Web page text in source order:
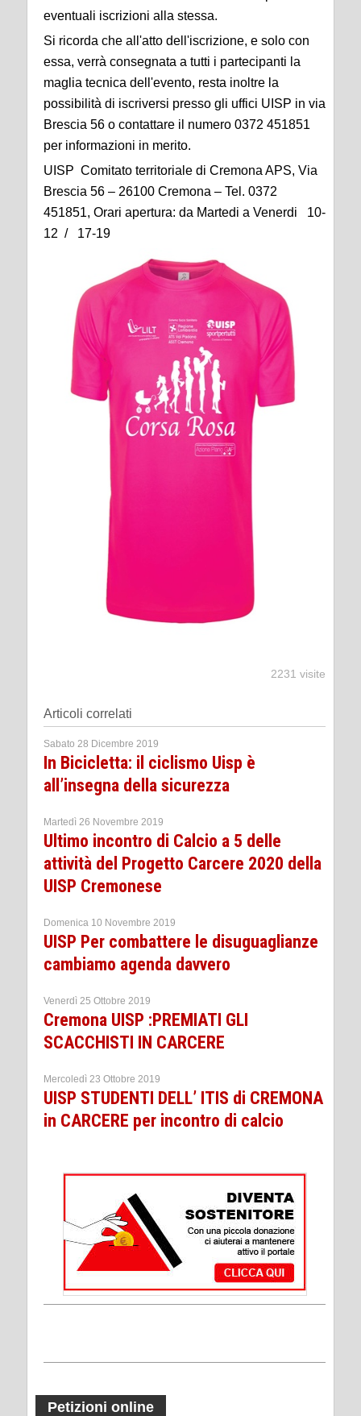
eventuali iscrizioni alla stessa.
Si ricorda che all'atto dell'iscrizione, e solo con
essa, verrà consegnata a tutti i partecipanti la
maglia tecnica dell'evento, resta inoltre la
possibilità di iscriversi presso gli uffici UISP in via
Brescia 56 o contattare il numero 0372 451851
per informazioni in merito.
UISP Comitato territoriale di Cremona APS, Via
Brescia 56 – 26100 Cremona – Tel. 0372
451851, Orari apertura: da Martedi a Venerdi 10-
12 / 17-19
2231 visite
Articoli correlati
Sabato 28 Dicembre 2019
In Bicicletta: il ciclismo Uisp è
all’insegna della sicurezza
Martedì 26 Novembre 2019
Ultimo incontro di Calcio a 5 delle
attività del Progetto Carcere 2020 della
UISP Cremonese
Domenica 10 Novembre 2019
UISP Per combattere le disuguaglianze
cambiamo agenda davvero
Venerdì 25 Ottobre 2019
Cremona UISP :PREMIATI GLI
SCACCHISTI IN CARCERE
Mercoledì 23 Ottobre 2019
UISP STUDENTI DELL’ ITIS di CREMONA
in CARCERE per incontro di calcio
Petizioni online